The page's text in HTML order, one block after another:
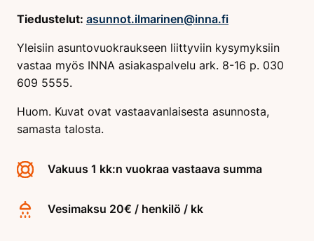
Tiedustelut: asunnot.ilmarinen@inna.fi
Yleisiin asuntovuokraukseen liittyviin kysymyksiin
vastaa myös INNA asiakaspalvelu ark. 8-16 p. 030
609 5555.
Huom. Kuvat ovat vastaavanlaisesta asunnosta,
samasta talosta.
Vakuus 1 kk:n vuokraa vastaava summa
Vesimaksu 20€ / henkilö / kk